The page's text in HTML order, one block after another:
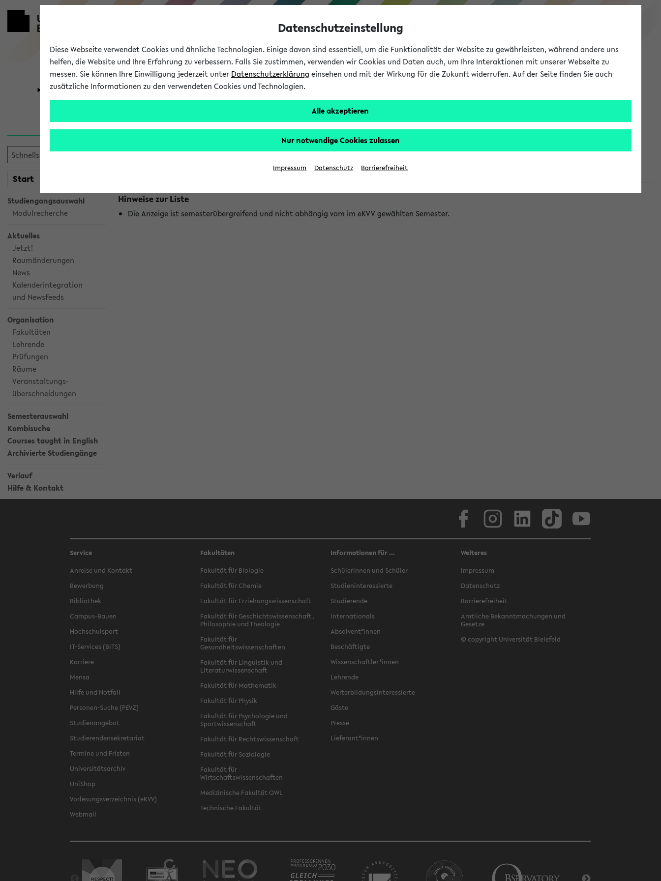
eKVV
Universität Forschung Studium
Start
Studiengangsauswahl
Modulrecherche
Aktuelles
Jetzt!
Raumänderungen
News
Kalenderintegration
und Newsfeeds
Organisation
Fakultäten
Lehrende
Prüfungen
Räume
Veranstaltungs-
überschneidungen
Semesterauswahl
Kombisuche
Courses taught in English
Archivierte Studiengänge
Verlauf
Hilfe & Kontakt
Jetzt und in Kürze stattfindende Veranstaltungen
Hinweise zur Liste
Die Anzeige ist semesterübergreifend und nicht abhängig vom im eKVV gewählten Semester.
Service
Anreise und Kontakt
Bewerbung
Bibliothek
Campus-Bauen
Hochschulsport
IT-Services (BITS)
Karriere
Mensa
Hilfe und Notfall
Personen-Suche (PEVZ)
Studienangebot
Studierendensekretariat
Termine und Fristen
Universitätsarchiv
UniShop
Vorlesungsverzeichnis (eKVV)
Webmail
Fakultäten
Fakultät für Biologie
Fakultät für Chemie
Fakultät für Erziehungswissenschaft
Fakultät für Geschichtswissenschaft,
Philosophie und Theologie
Fakultät für
Gesundheitswissenschaften
Fakultät für Linguistik und
Literaturwissenschaft
Fakultät für Mathematik
Fakultät für Physik
Fakultät für Psychologie und
Sportwissenschaft
Fakultät für Rechtswissenschaft
Fakultät für Soziologie
Fakultät für
Wirtschaftswissenschaften
Medizinische Fakultät OWL
Technische Fakultät
Informationen für ...
Schülerinnen und Schüler
Studieninteressierte
Studierende
Internationals
Absolvent*innen
Beschäftigte
Wissenschaftler*innen
Lehrende
Weiterbildungsinteressierte
Gäste
Presse
Lieferant*innen
Weiteres
Impressum
Datenschutz
Barrierefreiheit
Amtliche Bekanntmachungen und
Gesetze
© copyright Universität Bielefeld
Datenschutzeinstellung
Diese Webseite verwendet Cookies und ähnliche Technologien. Einige davon sind essentiell, um die Funktionalität der Website zu gewährleisten, während andere uns
helfen, die Website und Ihre Erfahrung zu verbessern. Falls Sie zustimmen, verwenden wir Cookies und Daten auch, um Ihre Interaktionen mit unserer Webseite zu
messen. Sie können Ihre Einwilligung jederzeit unter Datenschutzerklärung einsehen und mit der Wirkung für die Zukunft widerrufen. Auf der Seite finden Sie auch
zusätzliche Informationen zu den verwendeten Cookies und Technologien.
Alle akzeptieren
Nur notwendige Cookies zulassen
Impressum Datenschutz Barrierefreiheit